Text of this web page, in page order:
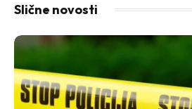
Slične novosti